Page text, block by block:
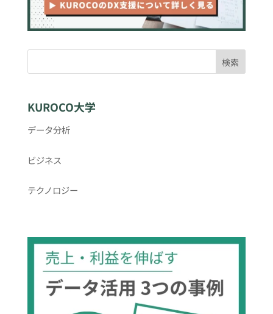
検索
KUROCO大学
データ分析
ビジネス
テクノロジー